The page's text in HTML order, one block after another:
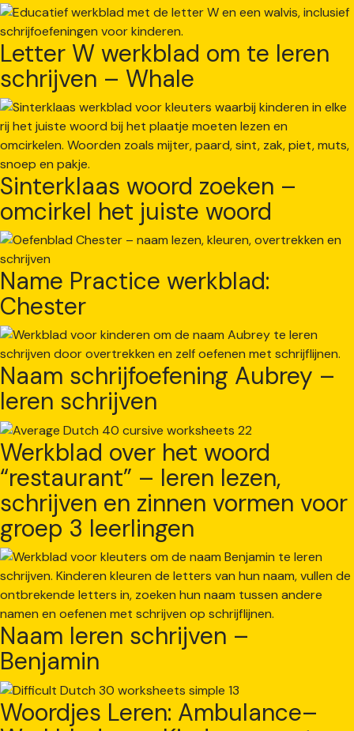
Letter W werkblad om te leren
schrijven – Whale
Sinterklaas woord zoeken –
omcirkel het juiste woord
Name Practice werkblad:
Chester
Naam schrijfoefening Aubrey –
leren schrijven
Werkblad over het woord
“restaurant” – leren lezen,
schrijven en zinnen vormen voor
groep 3 leerlingen
Naam leren schrijven –
Benjamin
Woordjes Leren: Ambulance–